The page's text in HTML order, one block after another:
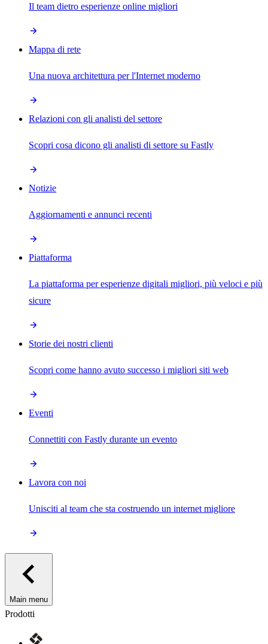
Il team dietro esperienze online migliori
Mappa di rete
Una nuova architettura per l'Internet moderno
Relazioni con gli analisti del settore
Scopri cosa dicono gli analisti di settore su Fastly
Notizie
Aggiornamenti e annunci recenti
Piattaforma
La piattaforma per esperienze digitali migliori, più veloci e più
sicure
Storie dei nostri clienti
Scopri come hanno avuto successo i migliori siti web
Eventi
Connettiti con Fastly durante un evento
Lavora con noi
Unisciti al team che sta costruendo un internet migliore
Main menu
Prodotti